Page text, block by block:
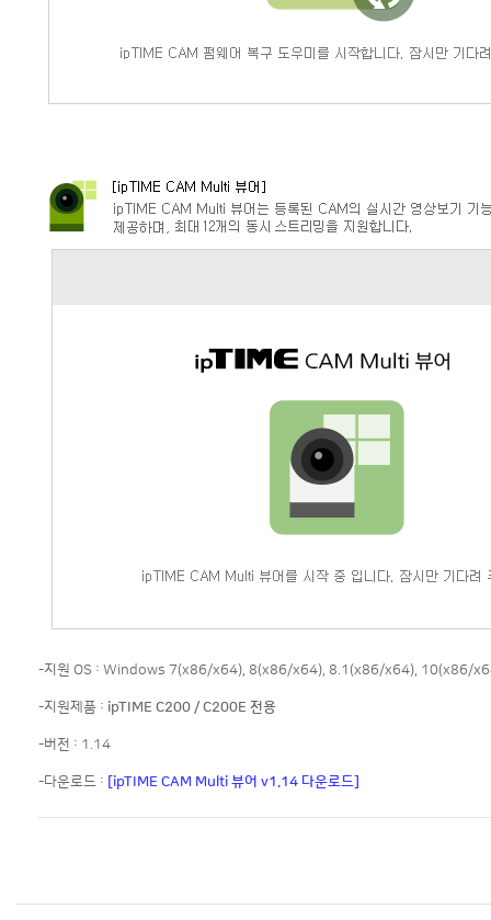
-지원 OS : Windows 7(x86/x64), 8(x86/x64), 8.1(x86/x64), 10(x86/
-지원제품 : ipTIME C200 / C200E 전용
-버전 : 1.14
-다운로드 : [ipTIME CAM Multi 뷰어 v1.14 다운로드]